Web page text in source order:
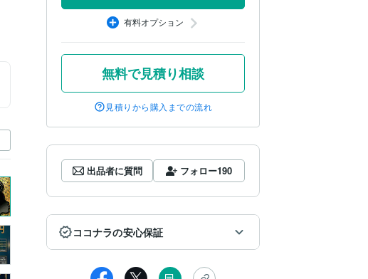
有料オプション
無料で見積り相談
見積りから購入までの流れ
出品者に質問 フォロー190
ココナラの安心保証